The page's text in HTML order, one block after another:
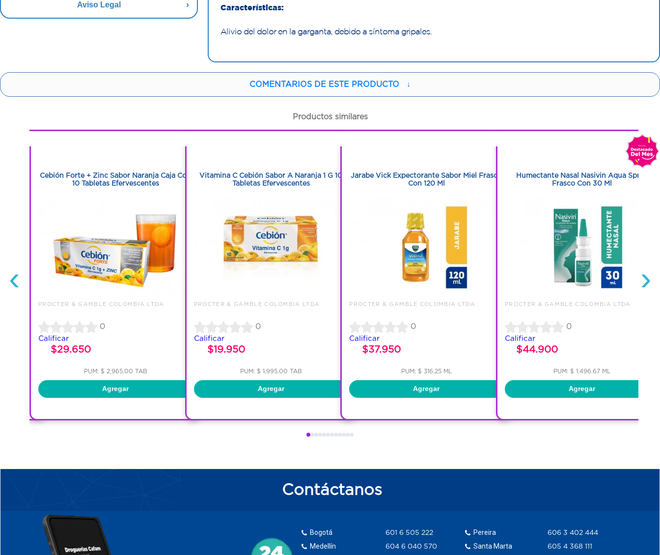
Aviso Legal Características:
Alivio del dolor en la garganta, debido a síntoma gripales.
COMENTARIOS DE ESTE PRODUCTO ↓
Productos similares
‹
Cebión Forte + Zinc Sabor Naranja Caja Con
10 Tabletas Efervescentes
PROCTER & GAMBLE COLOMBIA LTDA
0
Calificar
$29.650
PUM: $ 2,965.00 TAB
Agregar
Vitamina C Cebión Sabor A Naranja 1 G 10
Tabletas Efervescentes
PROCTER & GAMBLE COLOMBIA LTDA
0
Calificar
$19.950
PUM: $ 1,995.00 TAB
Agregar
Jarabe Vick Expectorante Sabor Miel Frasco
Con 120 Ml
PROCTER & GAMBLE COLOMBIA LTDA
0
Calificar
$37.950
PUM: $ 316.25 ML
Agregar
Humectante Nasal Nasivin Aqua Spray
Frasco Con 30 Ml
PROCTER & GAMBLE COLOMBIA LTDA
0
Calificar
$44.900
PUM: $ 1,496.67 ML
Agregar
›
Contáctanos
Bogotá
Medellín
601 6 505 222
604 6 040 570
Pereira
Santa Marta
606 3 402 444
605 4 368 111